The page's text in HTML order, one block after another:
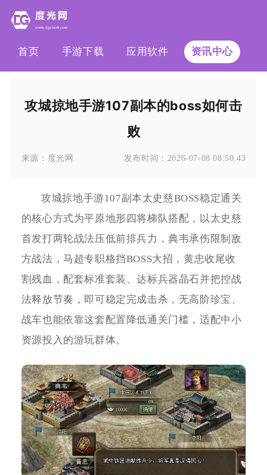
首页 手游下载 应用软件 资讯中心
攻城掠地手游107副本的boss如何击
败
来源： 度光网 发布时间： 2026-07-08 08:50:43
攻城掠地手游107副本太史慈BOSS稳定通关
的核心方式为平原地形四将梯队搭配，以太史慈
首发打两轮战法压低前排兵力，典韦承伤限制敌
方战法，马超专职格挡BOSS大招，黄忠收尾收
割残血，配套标准套装、达标兵器晶石并把控战
法释放节奏，即可稳定完成击杀，无高阶珍宝、
战车也能依靠这套配置降低通关门槛，适配中小
资源投入的游玩群体。